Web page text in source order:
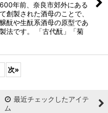
年前、奈良市郊外にある
創製された酒母のことで、
酛や生酛系酒母の原型であ
法です。 「古代酛」「菊
次»
最近チェックしたアイテ
ム